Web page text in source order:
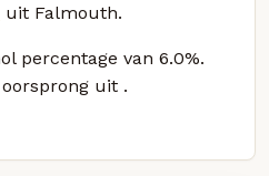
uit Falmouth.
percentage van 6.0%.
uit .